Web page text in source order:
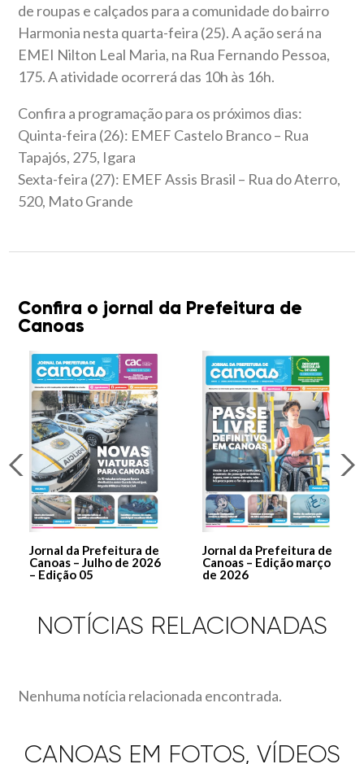
de roupas e calçados para a comunidade do bairro
Harmonia nesta quarta-feira (25). A ação será na
EMEI Nilton Leal Maria, na Rua Fernando Pessoa,
175. A atividade ocorrerá das 10h às 16h.
Confira a programação para os próximos dias:
Quinta-feira (26): EMEF Castelo Branco – Rua
Tapajós, 275, Igara
Sexta-feira (27): EMEF Assis Brasil – Rua do Aterro,
520, Mato Grande
Confira o jornal da Prefeitura de
Canoas
Jornal da Prefeitura de
Canoas – Julho de 2026
– Edição 05
Jornal da Prefeitura de
Canoas – Edição março
de 2026
NOTÍCIAS RELACIONADAS
Nenhuma notícia relacionada encontrada.
CANOAS EM FOTOS, VÍDEOS